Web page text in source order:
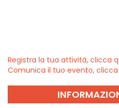
Registra la tua attività, clicca
Comunica il tuo evento, clicca